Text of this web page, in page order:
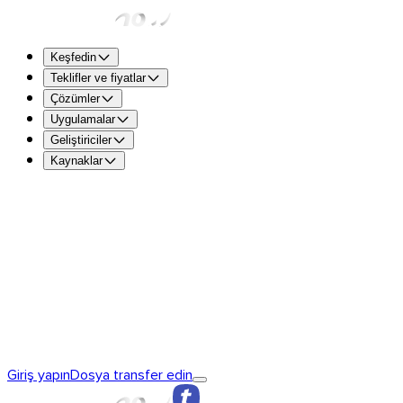
Keşfedin
Teklifler ve fiyatlar
Çözümler
Uygulamalar
Geliştiriciler
Kaynaklar
Giriş yapınDosya transfer edin